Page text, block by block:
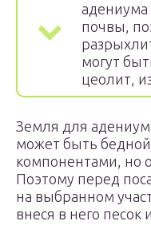
адениума
почвы,
могут
цеолит,
Земля для
может быть
компонентами, но
Поэтому перед
на выбранном
внеся в него песок